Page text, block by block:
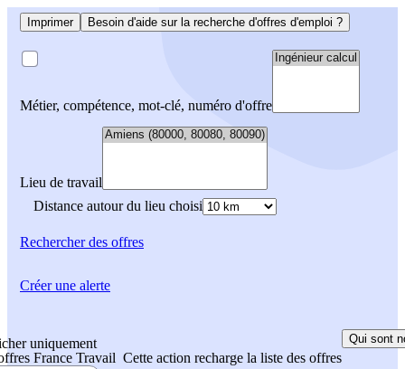
Imprimer Besoin d'aide sur la recherche d'offres d'emploi ?
Métier, compétence, mot-clé, numéro d'offre
Lieu de travail
Distance autour du lieu choisi
Rechercherdes offres
uniquement
France Travail Cette action recharge la liste des offres
Qui sont
Créer une alerte